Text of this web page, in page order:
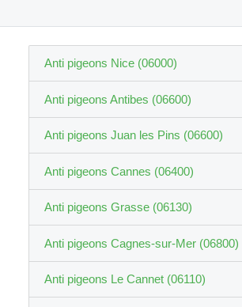
Anti pigeons Nice (06000)
Anti pigeons Antibes (06600)
Anti pigeons Juan les Pins (06600)
Anti pigeons Cannes (06400)
Anti pigeons Grasse (06130)
Anti pigeons Cagnes-sur-Mer (06800)
Anti pigeons Le Cannet (06110)